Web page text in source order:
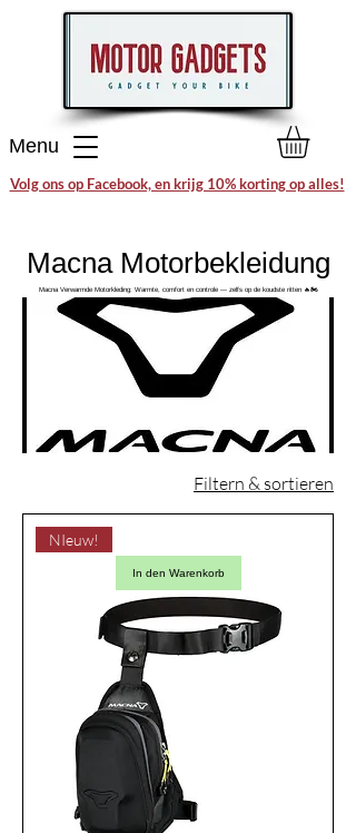
Menu
Volg ons op Facebook, en krijg 10% korting op alles!
Macna Motorbekleidung
Macna Verwarmde Motorkleding: Warmte, comfort en controle — zelfs op de koudste ritten 🔥🏍️
Filtern & sortieren
In den Warenkorb
NIeuw!